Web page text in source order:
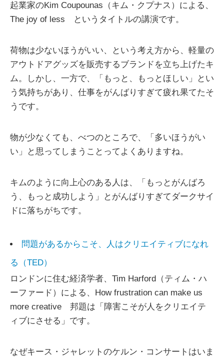
起業家のKim Coupounas（キム・クプナス）による、
The joy of less というタイトルの講演です。
荷物は少ないほうがいい、という考え方から、軽量の
アウトドアグッズを販売するブランドを立ち上げたキ
ム。しかし、一方で、「もっと、もっとほしい」とい
う気持ちがあり、仕事をがんばりすぎて疲れ果てたそ
うです。
物が少なくても、べつのところで、「多いほうがい
い」と思ってしまうことってよくありますね。
キムのように向上心のある人は、「もっとがんばろ
う、もっと成功しよう」とがんばりすぎてダークサイ
ドに落ちがちです。
問題があるからこそ、人はクリエイティブになれ
る（TED）
ロンドンに住む経済学者、Tim Harford（ティム・ハ
ーファード）による、How frustration can make us
more creative 邦題は「障害こそが人をクリエイテ
ィブにさせる」です。
なぜキース・ジャレットのケルン・コンサートはいま